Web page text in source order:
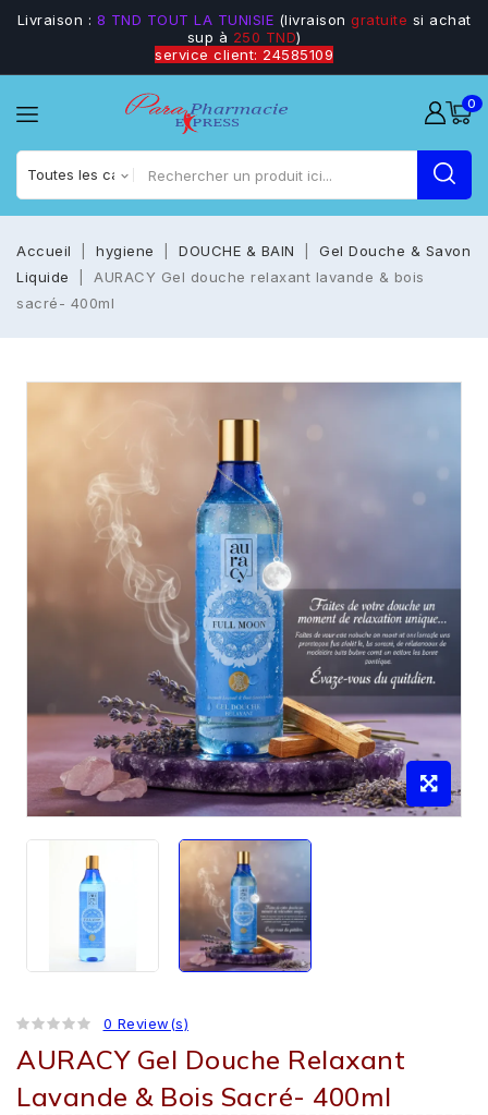
Livraison : 8 TND TOUT LA TUNISIE (livraison gratuite si achat
sup à 250 TND)
service client: 24585109
0
Accueil hygiene DOUCHE & BAIN
Gel Douche & Savon
Liquide
AURACY Gel douche relaxant lavande & bois
sacré- 400ml
0 Review(s)
AURACY Gel Douche Relaxant
Lavande & Bois Sacré- 400ml